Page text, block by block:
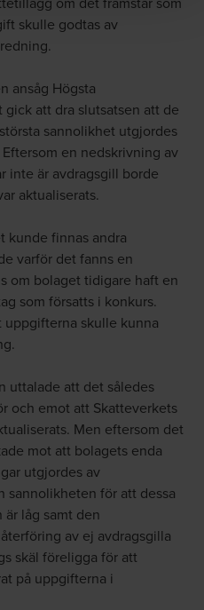
skulle godtas av
ansåg Högsta
att dra slutsatsen att de
sannolikhet utgjordes
en nedskrivning av
inte är avdragsgill borde
aktualiserats.
kunde finnas andra
varför det fanns en
om bolaget tidigare haft en
som försatts i konkurs.
skulle kunna
uttalade att det således
och emot att Skatteverkets
Men eftersom det
mot att bolagets enda
utgjordes av
sannolikheten för att dessa
låg samt den
av ej avdragsgilla
skäl föreligga för att
på uppgifterna i